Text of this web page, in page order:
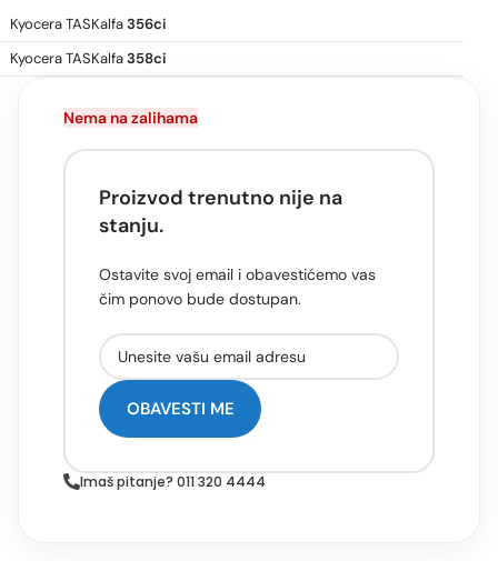
Kyocera TASKalfa356ci
Kyocera TASKalfa358ci
Nema na zalihama
Proizvod trenutno nije na
stanju.
Ostavite svoj email i obavestićemo vas
čim ponovo bude dostupan.
OBAVESTI ME
Imaš pitanje? 011 320 4444